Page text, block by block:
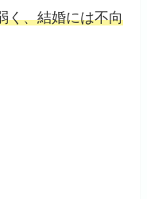
く、結婚には不向